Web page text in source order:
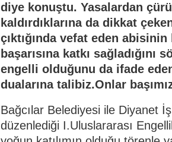
diye konuştu. Yasalardan
kaldırdıklarına da dikkat
çıktığında vefat eden
başarısına katkı
engelli olduğunu da ifade
dualarına talibiz.Onlar
Bağcılar Belediyesi ile Diyanet
düzenlediği I.Uluslararası